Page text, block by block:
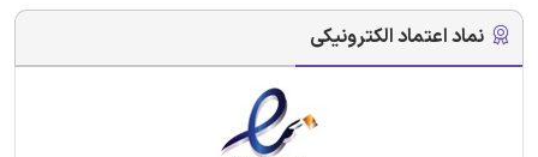
نماد اعتماد الکترونیکی